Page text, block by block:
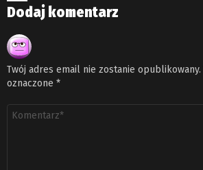
Dodaj komentarz
Twój adres email nie zostanie opublikowany.
oznaczone *
Komentarz